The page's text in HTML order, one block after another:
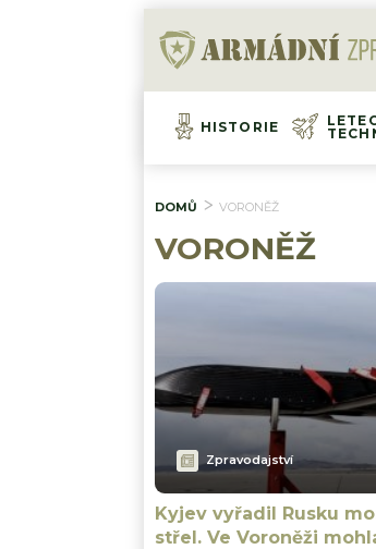
HISTORIE
DOMŮ VORONĚŽ
VORONĚŽ
Zpravodajství
Kyjev vyřadil Rusku
střel. Ve Voroněži